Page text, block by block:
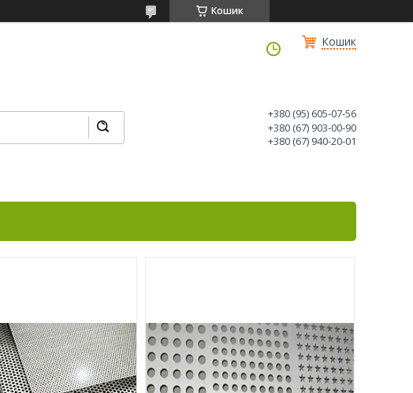
Кошик
Кошик
+380 (95) 605-07-56
+380 (67) 903-00-90
+380 (67) 940-20-01